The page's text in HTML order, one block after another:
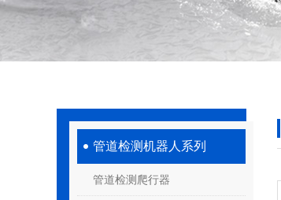
管道检测机器人系列
管道检测爬行器